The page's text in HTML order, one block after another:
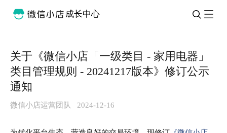
成长中心
关于《微信小店「一级类目 - 家用电器」
类目管理规则 - 20241217版本》修订公示
通知
微信小店运营团队 2024-12-16